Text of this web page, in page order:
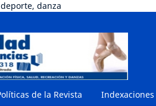
danza
de la Revista Indexaciones